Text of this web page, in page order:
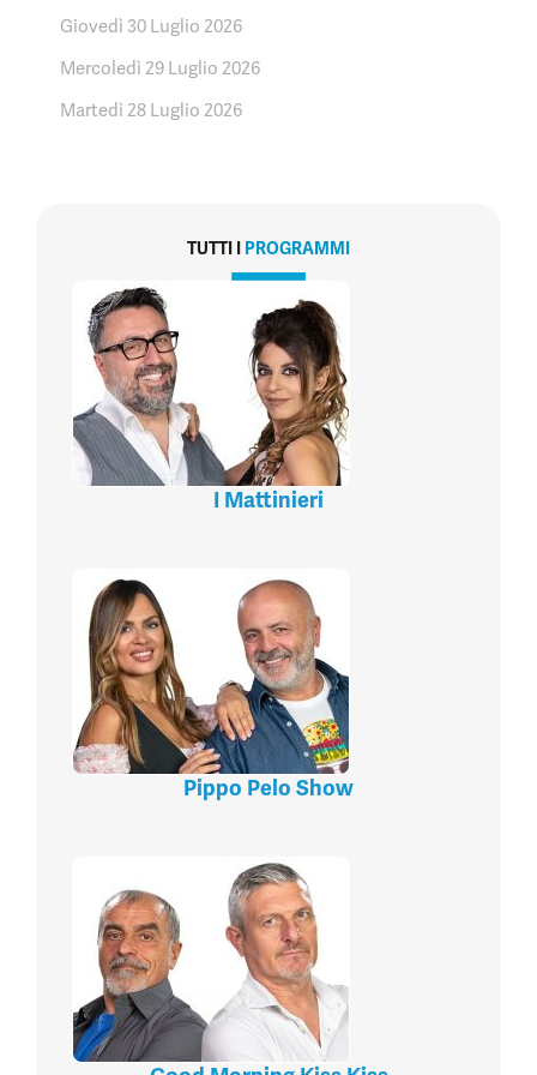
Giovedì 30 Luglio 2026
Mercoledì 29 Luglio 2026
Martedì 28 Luglio 2026
TUTTI I PROGRAMMI
I Mattinieri
Pippo Pelo Show